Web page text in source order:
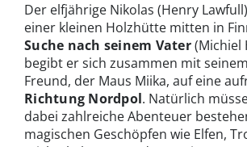
Der elfjährige Nikolas (Henry
einer kleinen Holzhütte mitten in
Suche nach seinem Vater(Michiel
begibt er sich zusammen mit
Freund, der Maus Miika, auf eine
Richtung Nordpol. Natürlich
dabei zahlreiche Abenteuer
magischen Geschöpfen wie Elfen,